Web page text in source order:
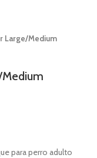
Large/Medium
para perro adulto